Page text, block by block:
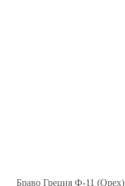
Браво Греция Ф-11 (Орех)